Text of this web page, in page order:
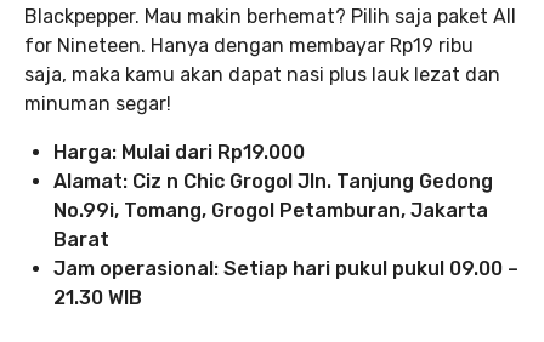
Blackpepper. Mau makin berhemat? Pilih saja paket All
for Nineteen. Hanya dengan membayar Rp19 ribu
saja, maka kamu akan dapat nasi plus lauk lezat dan
minuman segar!
Harga: Mulai dari Rp19.000
Alamat: Ciz n Chic Grogol Jln. Tanjung Gedong
No.99i, Tomang, Grogol Petamburan, Jakarta
Barat
Jam operasional: Setiap hari pukul pukul 09.00 –
21.30 WIB